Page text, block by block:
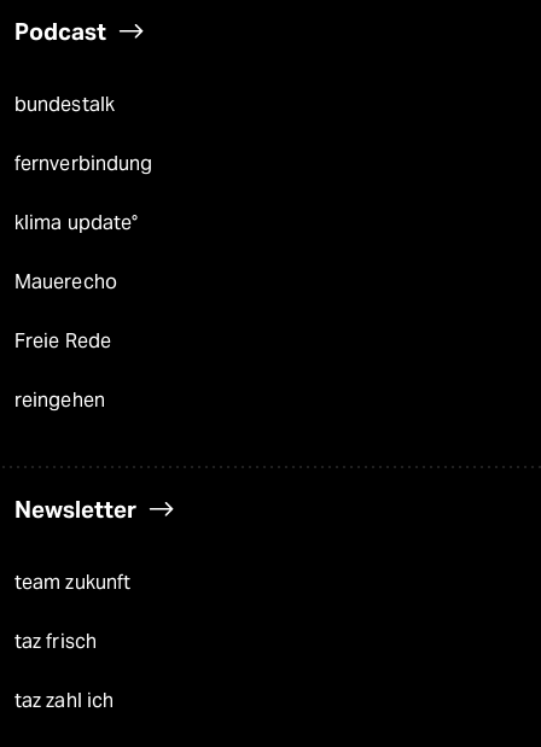
Podcast
bundestalk
fernverbindung
klima update°
Mauerecho
Freie Rede
reingehen
Newsletter
team zukunft
taz frisch
taz zahl ich